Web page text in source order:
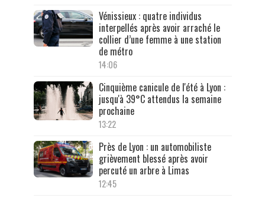
Vénissieux : quatre individus
interpellés après avoir arraché le
collier d’une femme à une station
de métro
14:06
Cinquième canicule de l'été à Lyon :
jusqu'à 39°C attendus la semaine
prochaine
13:22
Près de Lyon : un automobiliste
grièvement blessé après avoir
percuté un arbre à Limas
12:45